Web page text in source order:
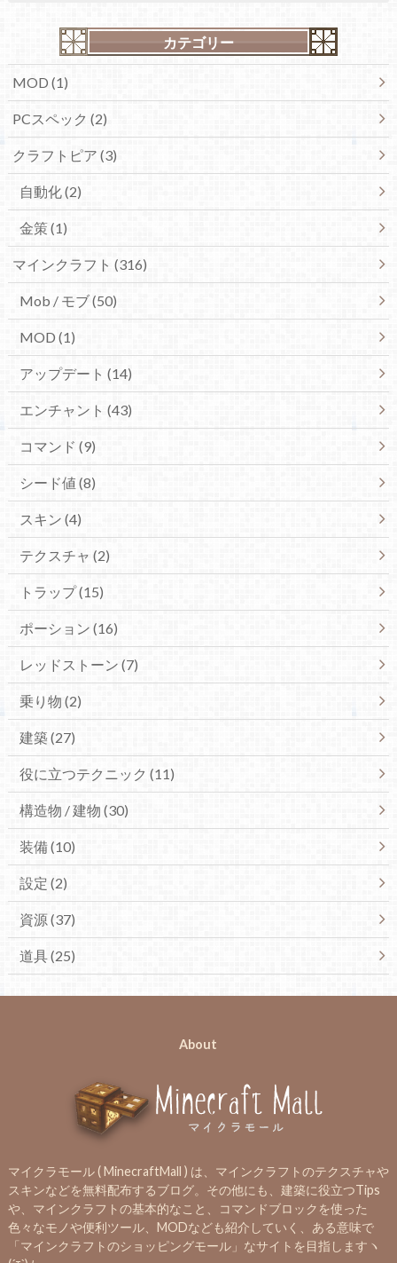
カテゴリー
MOD (1)
PCスペック (2)
クラフトピア (3)
自動化 (2)
金策 (1)
マインクラフト (316)
Mob / モブ (50)
MOD (1)
アップデート (14)
エンチャント (43)
コマンド (9)
シード値 (8)
スキン (4)
テクスチャ (2)
トラップ (15)
ポーション (16)
レッドストーン (7)
乗り物 (2)
建築 (27)
役に立つテクニック (11)
構造物 / 建物 (30)
装備 (10)
設定 (2)
資源 (37)
道具 (25)
About
マイクラモール ( MinecraftMall ) は、マインクラフトのテクスチャや
スキンなどを無料配布するブログ。その他にも、建築に役立つTips
や、マインクラフトの基本的なこと、コマンドブロックを使った
色々なモノや便利ツール、MODなども紹介していく、ある意味で
「マインクラフトのショッピングモール」なサイトを目指しますヽ